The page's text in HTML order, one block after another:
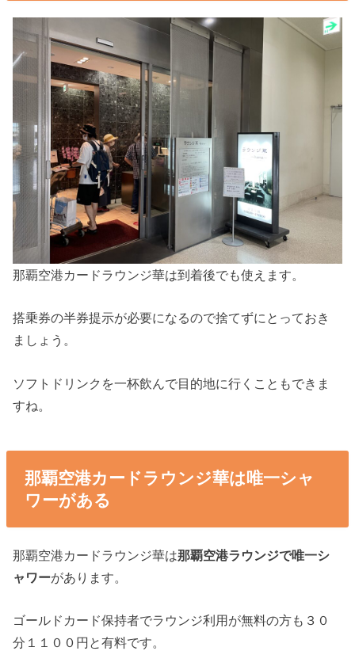
那覇空港カードラウンジ華は到着後でも使えます。
搭乗券の半券提示が必要になるので捨てずにとっておき
ましょう。
ソフトドリンクを一杯飲んで目的地に行くこともできま
すね。
那覇空港カードラウンジ華は唯一シャ
ワーがある
那覇空港カードラウンジ華は那覇空港ラウンジで唯一シ
ャワーがあります。
ゴールドカード保持者でラウンジ利用が無料の方も３０
分１１００円と有料です。